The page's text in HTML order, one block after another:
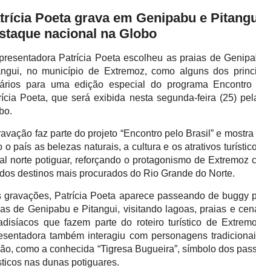
Poeta grava em Genipabu e
nacional na Globo
Patrícia Poeta escolheu as praias de
no município de Extremoz, como alguns dos
para uma edição especial do programa Encontro
Poeta, que será exibida nesta segunda-feira (25)
faz parte do projeto “Encontro pelo Brasil” e mostra
o país as belezas naturais, a cultura e os atrativos
norte potiguar, reforçando o protagonismo de Extremoz
destinos mais procurados do Rio Grande do Norte.
gravações, Patrícia Poeta aparece passeando de buggy
de Genipabu e Pitangui, visitando lagoas, praias e
que fazem parte do roteiro turístico de
também interagiu com personagens
como a conhecida “Tigresa Bugueira”, símbolo dos
nas dunas potiguares.